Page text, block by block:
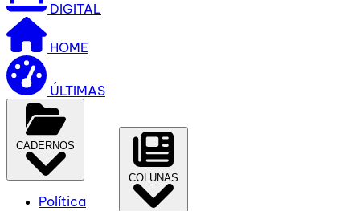
DIGITAL
HOME
ÚLTIMAS
CADERNOS
Política
COLUNAS